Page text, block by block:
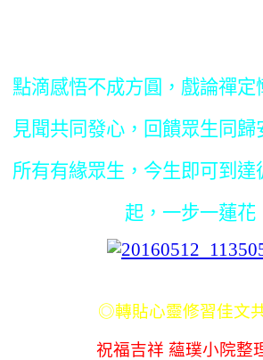
點滴感悟不成方圓，戲論禪定
見聞共同發心，回饋眾生同
所有有緣眾生，今生即可到達
起，一步一蓮花
◎轉貼心靈修習佳文
祝福吉祥 蘊璞小院整